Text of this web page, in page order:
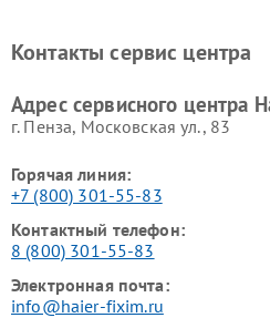
Ремонт роботов-пылесосов
Контакты сервис центра
Адрес сервисного центра
г. Пенза, Московская ул., 83
Горячая линия:
+7 (800) 301-55-83
Контактный телефон:
8 (800) 301-55-83
Электронная почта:
info@haier-fixim.ru